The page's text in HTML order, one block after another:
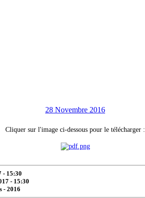
28 Novembre 2016
Cliquer sur l'image ci-dessous pour le télécharger :
- 15:30
- 15:30
-2016